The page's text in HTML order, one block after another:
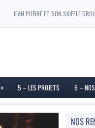
JEAN PIERRE ET SON SKIFFLE
» 5 – LES PROJETS 6 –
NOS